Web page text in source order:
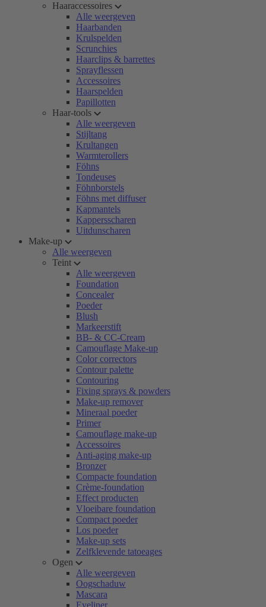
Haaraccessoires
Alle weergeven
Haarbanden
Krulspelden
Scrunchies
Haarclips & barrettes
Sprayflessen
Accessoires
Haarspelden
Papillotten
Haar-tools
Alle weergeven
Stijltang
Krultangen
Warmterollers
Föhns
Tondeuses
Föhnborstels
Föhns met diffuser
Kapmantels
Kappersscharen
Uitdunscharen
Make-up
Alle weergeven
Teint
Alle weergeven
Foundation
Concealer
Poeder
Blush
Markeerstift
BB- & CC-Cream
Camouflage Make-up
Color correctors
Contour palette
Contouring
Fixing sprays & powders
Make-up remover
Mineraal poeder
Primer
Camouflage make-up
Accessoires
Anti-aging make-up
Bronzer
Compacte foundation
Crème-foundation
Effect producten
Vloeibare foundation
Compact poeder
Los poeder
Make-up sets
Zelfklevende tatoeages
Ogen
Alle weergeven
Oogschaduw
Mascara
Eyeliner